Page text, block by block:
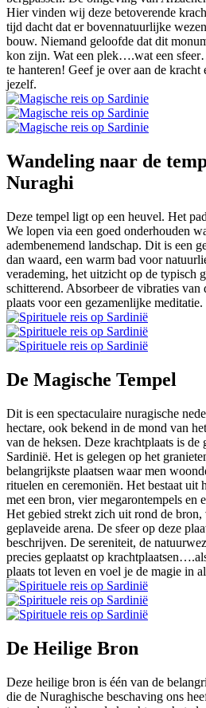
Hier vinden wij deze betoverende
tijd dacht dat er bovennatuurlijke
bouw. Niemand geloofde dat dit
kon zijn. Wat een plek….wat een
te hanteren! Geef je over aan de
jezelf.
Wandeling naar de
Nuraghi
Deze tempel ligt op een heuvel. Het
We lopen via een goed onderhouden
adembenemend landschap. Dit is een
dan waard, een warm bad voor
verademing, het uitzicht op de typisch
schitterend. Absorbeer de vibraties van
plaats voor een gezamenlijke meditatie.
De Magische Tempel
Dit is een spectaculaire nuragische
hectare, ook bekend in de mond van
van de heksen. Deze krachtplaats is
Sardinië. Het is gelegen op het
belangrijkste plaatsen waar men
rituelen en ceremoniën. Het bestaat uit
met een bron, vier megarontempels en
Het gebied strekt zich uit rond de bron,
geplaveide arena. De sfeer op deze
beschrijven. De sereniteit, de
precies geplaatst op
plaats tot leven en voel je de magie in
De Heilige Bron
Deze heilige bron is één van de
die de Nuraghische beschaving ons